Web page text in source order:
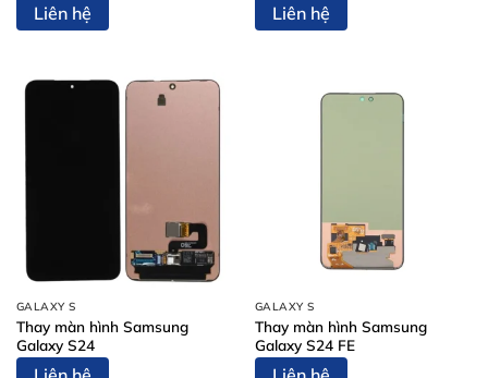
Liên hệ Liên hệ
GALAXY S
Thay màn hình Samsung
Galaxy S24
GALAXY S
Thay màn hình Samsung
Galaxy S24 FE